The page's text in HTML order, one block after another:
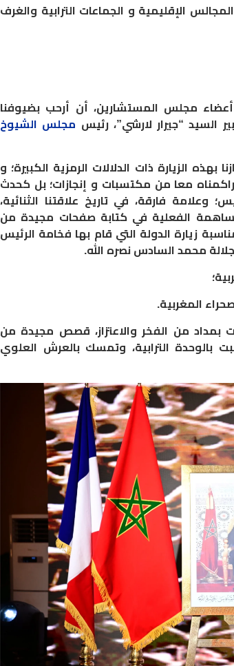
الإقليمية و الجماعات الترابية والغرف
مجلس المستشارين، أن أرحب بضيوفنا
السيد “جيرار لارشي”، رئيس مجلس الشيوخ
بهذه الزيارة ذات الدلالات الرمزية الكبيرة؛ و
معا من مكتسبات و إنجازات؛ بل كحدث
وعلامة فارقة، في تاريخ علاقتنا الثنائية،
الفعلية في كتابة صفحات مجيدة من
زيارة الدولة التي قام بها فخامة الرئيس
محمد السادس نصره الله.
المغربية.
بمداد من الفخر والاعتزاز، قصص مجيدة من
بالوحدة الترابية، وتمسك بالعرش العلوي